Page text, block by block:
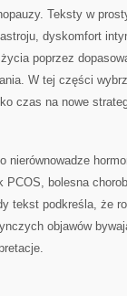
Teksty w
dyskomfort
poprzez
W tej części
czas na nowe
nierównowadze
bolesna
tekst podkreśla, że
objawów